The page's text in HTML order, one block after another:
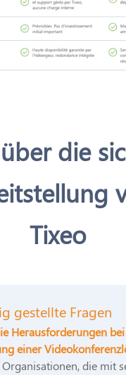
die
Tixeo
gestellte Fragen
Herausforderungen
einer
die mit